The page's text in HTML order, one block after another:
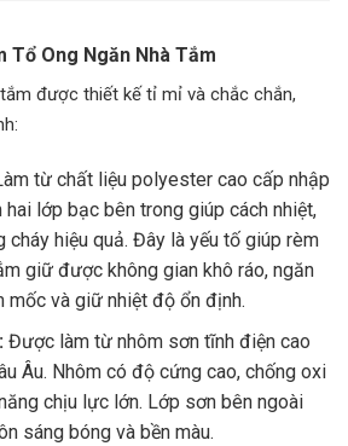
Tổ Ong Ngăn Nhà Tắm
được thiết kế tỉ mỉ và chắc chắn,
từ chất liệu polyester cao cấp nhập
hai lớp bạc bên trong giúp cách nhiệt,
cháy hiệu quả. Đây là yếu tố giúp rèm
giữ được không gian khô ráo, ngăn
mốc và giữ nhiệt độ ổn định.
Được làm từ nhôm sơn tĩnh điện cao
Âu. Nhôm có độ cứng cao, chống oxi
chịu lực lớn. Lớp sơn bên ngoài
sáng bóng và bền màu.